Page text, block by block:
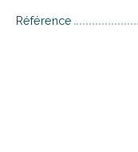
Référence